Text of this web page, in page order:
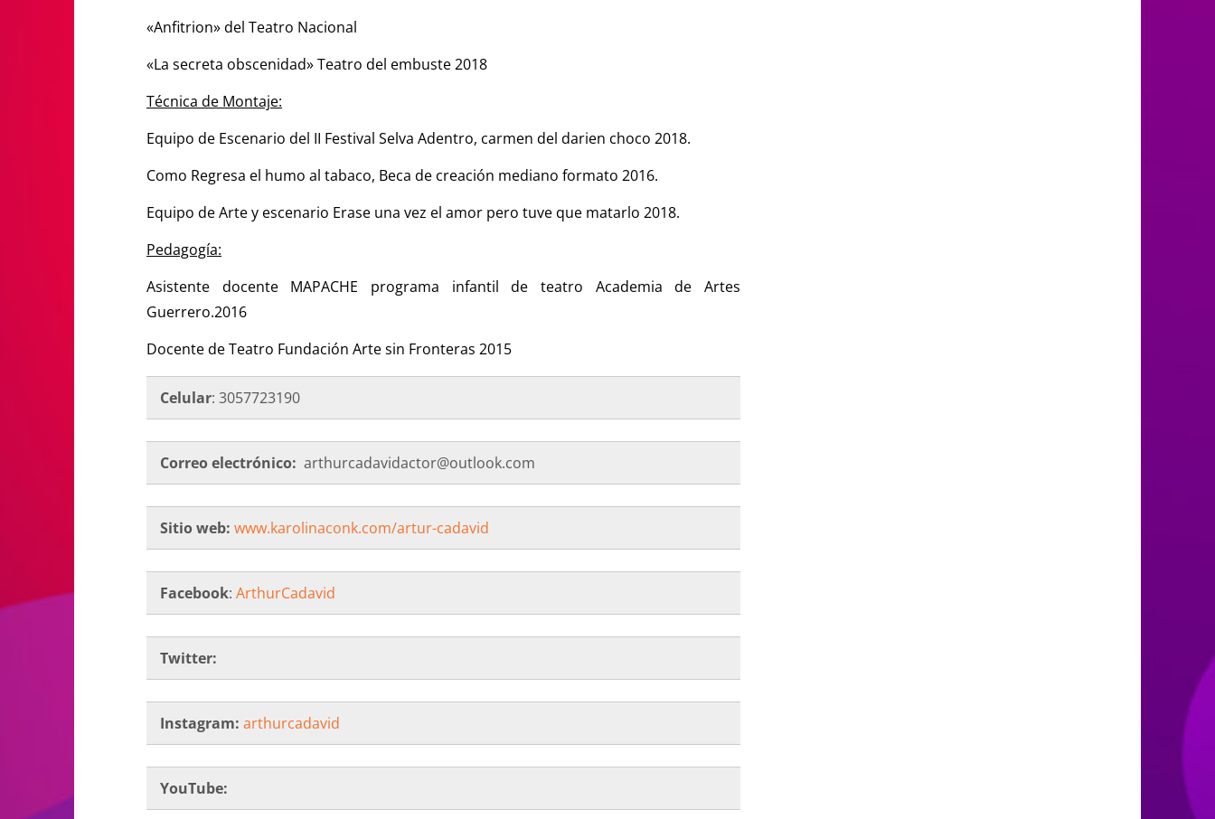
«Anfitrion» del Teatro Nacional
«La secreta obscenidad» Teatro del embuste 2018
Técnica de Montaje:
Equipo de Escenario del II Festival Selva Adentro, carmen del darien choco 2018.
Como Regresa el humo al tabaco, Beca de creación mediano formato 2016.
Equipo de Arte y escenario Erase una vez el amor pero tuve que matarlo 2018.
Pedagogía:
Asistente docente MAPACHE programa infantil de teatro Academia de Artes
Guerrero.2016
Docente de Teatro Fundación Arte sin Fronteras 2015
Celular: 3057723190
Correo electrónico: arthurcadavidactor@outlook.com
Sitio web: www.karolinaconk.com/artur-cadavid
Facebook: ArthurCadavid
Twitter:
Instagram: arthurcadavid
YouTube: